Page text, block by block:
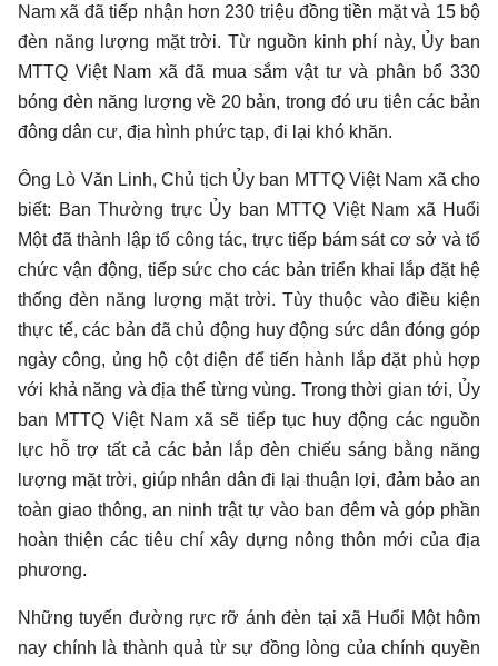
Nam xã đã tiếp nhận hơn 230 triệu đồng tiền mặt và 15 bộ
đèn năng lượng mặt trời. Từ nguồn kinh phí này, Ủy ban
MTTQ Việt Nam xã đã mua sắm vật tư và phân bổ 330
bóng đèn năng lượng về 20 bản, trong đó ưu tiên các bản
đông dân cư, địa hình phức tạp, đi lại khó khăn.
Ông Lò Văn Linh, Chủ tịch Ủy ban MTTQ Việt Nam xã cho
biết: Ban Thường trực Ủy ban MTTQ Việt Nam xã Huổi
Một đã thành lập tổ công tác, trực tiếp bám sát cơ sở và tổ
chức vận động, tiếp sức cho các bản triển khai lắp đặt hệ
thống đèn năng lượng mặt trời. Tùy thuộc vào điều kiện
thực tế, các bản đã chủ động huy động sức dân đóng góp
ngày công, ủng hộ cột điện để tiến hành lắp đặt phù hợp
với khả năng và địa thế từng vùng. Trong thời gian tới, Ủy
ban MTTQ Việt Nam xã sẽ tiếp tục huy động các nguồn
lực hỗ trợ tất cả các bản lắp đèn chiếu sáng bằng năng
lượng mặt trời, giúp nhân dân đi lại thuận lợi, đảm bảo an
toàn giao thông, an ninh trật tự vào ban đêm và góp phần
hoàn thiện các tiêu chí xây dựng nông thôn mới của địa
phương.
Những tuyến đường rực rỡ ánh đèn tại xã Huổi Một hôm
nay chính là thành quả từ sự đồng lòng của chính quyền